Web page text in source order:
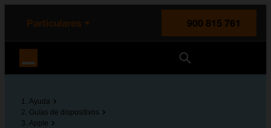
principal
la página
Particulares
900 815 761
Ayuda
Guías de dispositivos
Apple